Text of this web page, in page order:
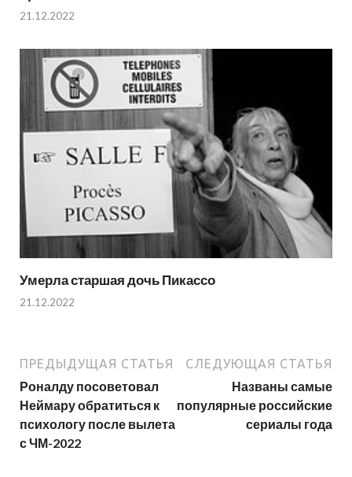
21.12.2022
Умерла старшая дочь Пикассо
21.12.2022
ПРЕДЫДУЩАЯ СТАТЬЯ
Роналду посоветовал
Неймару обратиться к
психологу после вылета
с ЧМ-2022
СЛЕДУЮЩАЯ СТАТЬЯ
Названы самые
популярные российские
сериалы года